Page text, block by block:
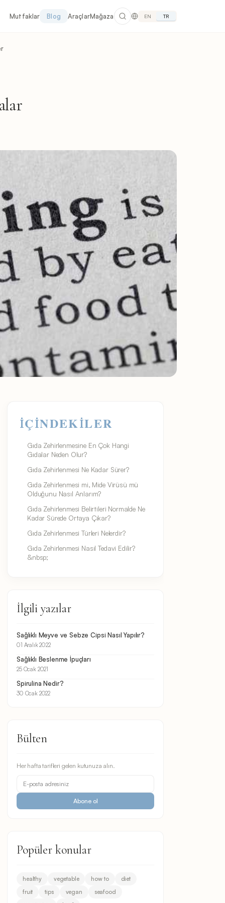
Mutfaklar Blog AraçlarMağaza EN TR
İÇINDEKILER
Gıda Zehirlenmesine En Çok Hangi
Gıdalar Neden Olur?
Gıda Zehirlenmesi Ne Kadar Sürer?
Gıda Zehirlenmesi mi, Mide Virüsü mü
Olduğunu Nasıl Anlarım?
Gıda Zehirlenmesi Belirtileri Normalde Ne
Kadar Sürede Ortaya Çıkar?
Gıda Zehirlenmesi Türleri Nelerdir?
Gıda Zehirlenmesi Nasıl Tedavi Edilir?
&nbsp;
İlgili yazılar
Sağlıklı Meyve ve Sebze Cipsi Nasıl Yapılır?
01 Aralık 2022
Sağlıklı Beslenme İpuçları
25 Ocak 2021
Spirulina Nedir?
30 Ocak 2022
Bülten
Her hafta tarifleri gelen kutunuza alın.
Abone ol
Popüler konular
healthy vegetable how to
diet
fruit
tips vegan
seafood